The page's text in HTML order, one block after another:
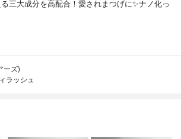
三大成分を高配合！愛されまつげに✨ナノ化っ
ーズ)
ラッシュ